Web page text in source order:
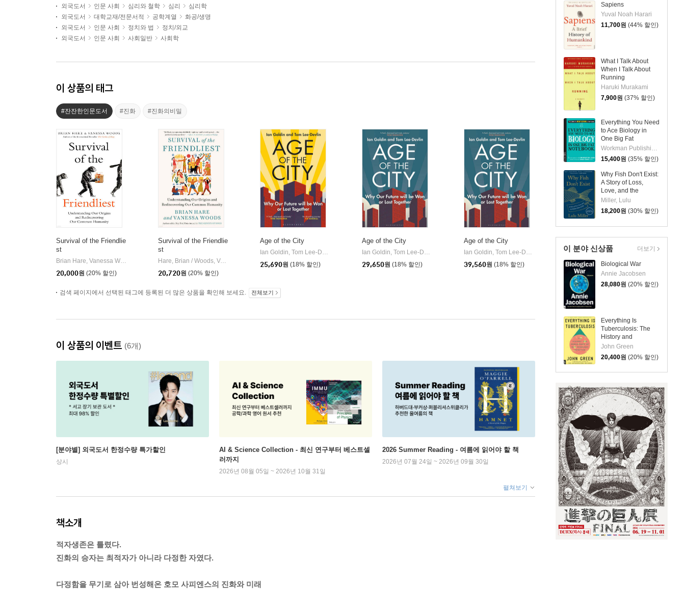
Sapiens
Yuval Noah Harari
11,700원 (44% 할인)
What I Talk About
When I Talk About
Running
Haruki Murakami
7,900원 (37% 할인)
Everything You Need
to Ace Biology in
One Big Fat
Notebook
15,400원 (35% 할인)
Why Fish Don't Exist:
A Story of Loss,
Love, and the
Hidden Order of Life
Miller, Lulu
18,200원 (30% 할인)
이 분야 신상품
Biological War
Annie Jacobsen
28,080원 (20% 할인)
Everything Is
Tuberculosis: The
History and
Persistence of Our
Deadliest Infection
John Green
20,400원 (20% 할인)
더보기
외국도서
인문 사회 심리와 철학 심리
심리학
외국도서
대학교재/전문서적 공학계열
화공/생명
외국도서
인문 사회 정치와 법
정치/외교
외국도서
인문 사회 사회일반 사회학
이 상품의 태그
#잔잔한인문도서 #진화 #진화의비밀
Survival of the Friendlie
st
Brian Hare, Vanessa Woods
Oneworld Publications
20,000원 (20% 할인)
Survival of the Friendlie
st
Hare, Brian / Woods, Vanessa
Random House Trade
20,720원 (20% 할인)
Age of the City
Ian Goldin, Tom Lee-Devlin
Bloomsbury Publishing PLC
25,690원 (18% 할인)
Age of the City
Ian Goldin, Tom Lee-Devlin
Bloomsbury Continuum
29,650원 (18% 할인)
Age of the City
Ian Goldin, Tom Lee-Devlin
Bloomsbury Continuum
39,560원 (18% 할인)
검색 페이지에서 선택된 태그에 등록된 더 많은 상품을 확인해 보세요. 전체보기
이 상품의 이벤트 (6개)
[분야별] 외국도서 한정수량 특가할인
상시
AI & Science Collection - 최신 연구부터 베스트셀
러까지
2026년 08월 05일 ~ 2026년 10월 31일
2026 Summer Reading - 여름에 읽어야 할 책
2026년 07월 24일 ~ 2026년 09월 30일
펼쳐보기
책소개
적자생존은 틀렸다.
진화의 승자는 최적자가 아니라 다정한 자였다.
다정함을 무기로 삼아 번성해온 호모 사피엔스의 진화와 미래